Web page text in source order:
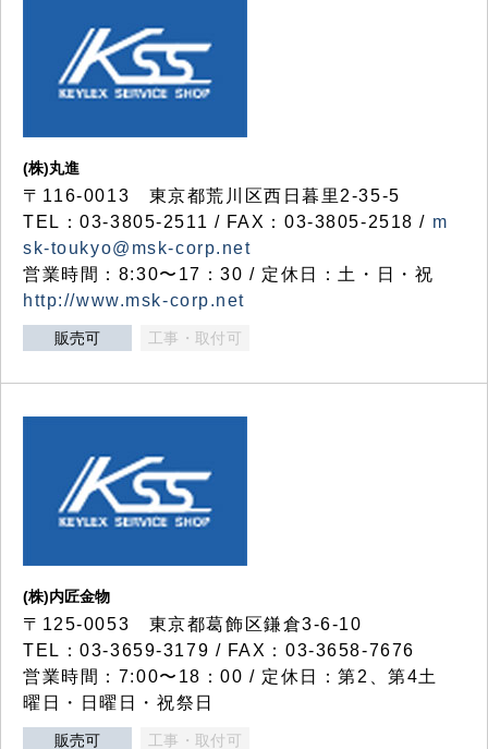
(株)丸進
〒116-0013 東京都荒川区西日暮里2-35-5
TEL：03-3805-2511 / FAX：03-3805-2518 / m
sk-toukyo@msk-corp.net
営業時間：8:30〜17：30 / 定休日：土・日・祝
http://www.msk-corp.net
販売可 工事・取付可
(株)内匠金物
〒125-0053 東京都葛飾区鎌倉3-6-10
TEL：03-3659-3179 / FAX：03-3658-7676
営業時間：7:00〜18：00 / 定休日：第2、第4土
曜日・日曜日・祝祭日
販売可 工事・取付可